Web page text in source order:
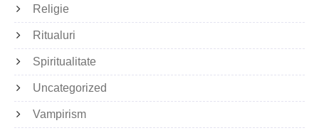
Religie
Ritualuri
Spiritualitate
Uncategorized
Vampirism